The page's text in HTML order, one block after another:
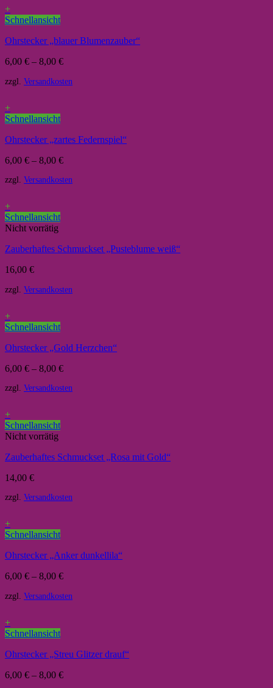
+
Schnellansicht
Ohrstecker „blauer Blumenzauber“
6,00 € – 8,00 €
zzgl. Versandkosten
+
Schnellansicht
Ohrstecker „zartes Federnspiel“
6,00 € – 8,00 €
zzgl. Versandkosten
+
Schnellansicht
Nicht vorrätig
Zauberhaftes Schmuckset „Pusteblume weiß“
16,00 €
zzgl. Versandkosten
+
Schnellansicht
Ohrstecker „Gold Herzchen“
6,00 € – 8,00 €
zzgl. Versandkosten
+
Schnellansicht
Nicht vorrätig
Zauberhaftes Schmuckset „Rosa mit Gold“
14,00 €
zzgl. Versandkosten
+
Schnellansicht
Ohrstecker „Anker dunkellila“
6,00 € – 8,00 €
zzgl. Versandkosten
+
Schnellansicht
Ohrstecker „Streu Glitzer drauf“
6,00 € – 8,00 €